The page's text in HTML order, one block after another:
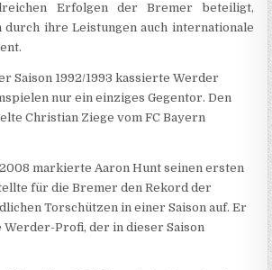
Erfolgen der Bremer beteiligt,
durch ihre Leistungen auch internationale
Saison 1992/1993 kassierte Werder
nur ein einziges Gegentor. Den
Christian Ziege vom FC Bayern
markierte Aaron Hunt seinen ersten
für die Bremer den Rekord der
Torschützen in einer Saison auf. Er
Profi, der in dieser Saison